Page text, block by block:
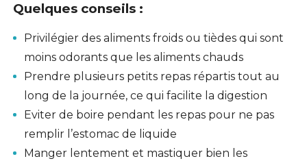
Quelques conseils :
Privilégier des aliments froids ou tièdes qui sont
moins odorants que les aliments chauds
Prendre plusieurs petits repas répartis tout au
long de la journée, ce qui facilite la digestion
Eviter de boire pendant les repas pour ne pas
remplir l’estomac de liquide
Manger lentement et mastiquer bien les